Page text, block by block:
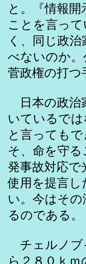
と。『情報
ことを言っ
く、同じ政
べないのか
菅政権の打
日本の政治
いているで
と言っても
そ、命を守
発事故対応で
使用を提言
い。今はそ
るのである。
チェルノブ
ら２８０ｋ